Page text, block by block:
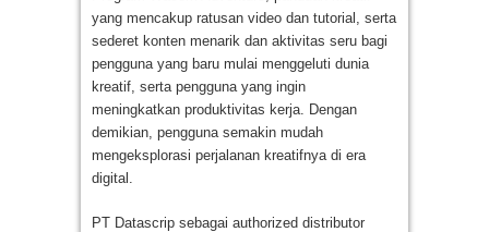
yang mencakup ratusan video dan tutorial, serta
sederet konten menarik dan aktivitas seru bagi
pengguna yang baru mulai menggeluti dunia
kreatif, serta pengguna yang ingin
meningkatkan produktivitas kerja. Dengan
demikian, pengguna semakin mudah
mengeksplorasi perjalanan kreatifnya di era
digital.
PT Datascrip sebagai authorized distributor